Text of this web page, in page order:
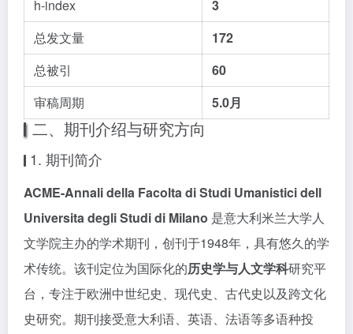
h-index
3
总发文量
172
总被引
60
审稿周期
5.0月
二、期刊介绍与研究方向
1. 期刊简介
ACME-Annali della Facolta di Studi Umanistici dell
Universita degli Studi di Milano 是意大利米兰大学人
文学院主办的学术期刊，创刊于1948年，具有悠久的学
术传统。该刊定位为国际化的历史学与人文学科研究平
台，专注于欧洲中世纪史、现代史、古代史以及跨文化
史研究。期刊接受意大利语、英语、法语等多语种投